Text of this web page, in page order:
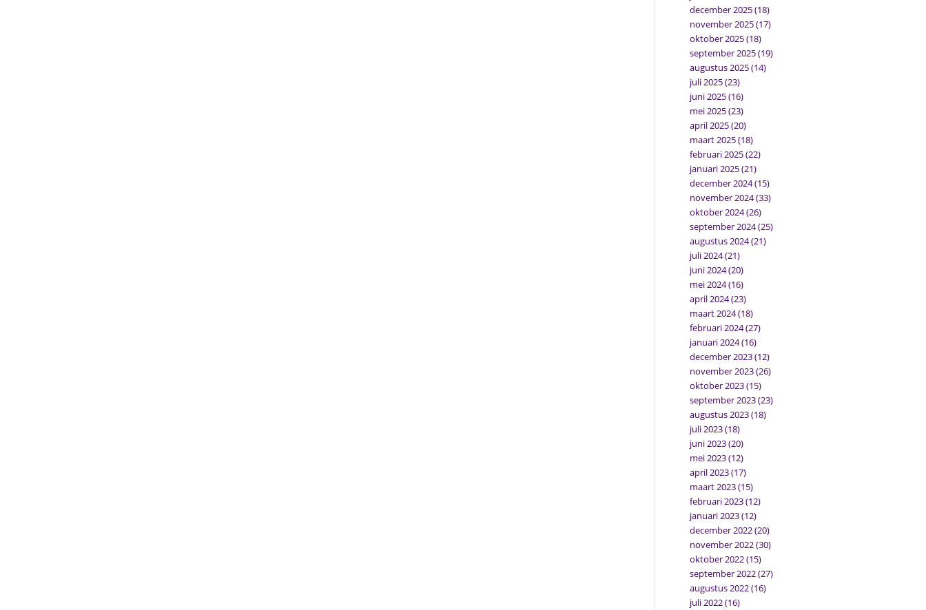
december 2025(18)
november 2025(17)
oktober 2025(18)
september 2025(19)
augustus 2025(14)
juli 2025(23)
juni 2025(16)
mei 2025(23)
april 2025(20)
maart 2025(18)
februari 2025(22)
januari 2025(21)
december 2024(15)
november 2024(33)
oktober 2024(26)
september 2024(25)
augustus 2024(21)
juli 2024(21)
juni 2024(20)
mei 2024(16)
april 2024(23)
maart 2024(18)
februari 2024(27)
januari 2024(16)
december 2023(12)
november 2023(26)
oktober 2023(15)
september 2023(23)
augustus 2023(18)
juli 2023(18)
juni 2023(20)
mei 2023(12)
april 2023(17)
maart 2023(15)
februari 2023(12)
januari 2023(12)
december 2022(20)
november 2022(30)
oktober 2022(15)
september 2022(27)
augustus 2022(16)
juli 2022(16)